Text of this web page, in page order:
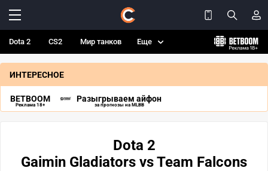
Dota 2 CS2 Мир танков Еще
ИНТЕРЕСНОЕ
BETBOOM
Реклама 18+
Разыгрываем айфон
за прогнозы на MLBB
Dota 2
Gaimin Gladiators vs Team Falcons